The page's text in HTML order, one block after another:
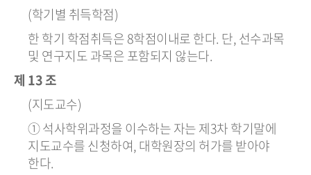
(학기별 취득학점)
한 학기 학점취득은 8학점이내로 한다. 단, 선수과목
및 연구지도 과목은 포함되지 않는다.
제 13 조
(지도교수)
① 석사학위과정을 이수하는 자는 제3차 학기말에
지도교수를 신청하여, 대학원장의 허가를 받아야
한다.